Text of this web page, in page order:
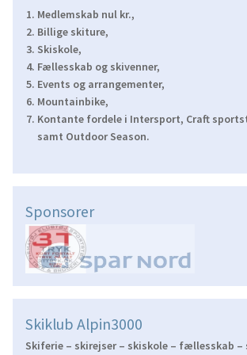
Medlemskab nul kr.,
Billige skiture,
Skiskole,
Fællesskab og skivenner,
Events og arrangementer,
Mountainbike,
Kontante fordele i Intersport, Craft
samt Outdoor Season.
Sponsorer
Skiklub Alpin3000
Skiferie – skirejser – skiskole – fællesskab –